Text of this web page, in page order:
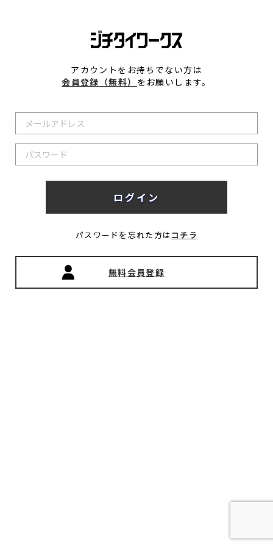
アカウントをお持ちでない方は
会員登録（無料） をお願いします。
パスワードを忘れた方はコチラ
無料会員登録